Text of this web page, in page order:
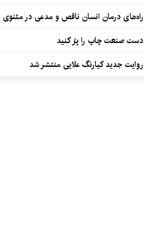
راه‌های درمان انسان ناقص و مدعی در مثنوی
دست صنعت چاپ را پرُ کنید
روایت جدید کیارنگ علایی منتشر شد